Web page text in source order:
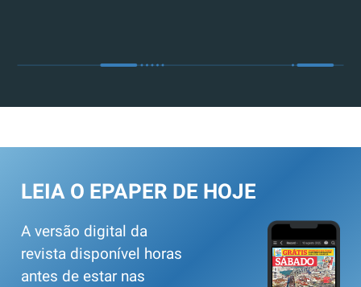
LEIA O EPAPER DE HOJE
A versão digital da
revista disponível horas
antes de estar nas